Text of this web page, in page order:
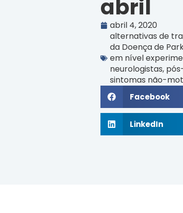
abril
abril 4, 2020
alternativas de
da Doença de
em nível
neurologistas,
sintomas não-
Facebook
LinkedIn